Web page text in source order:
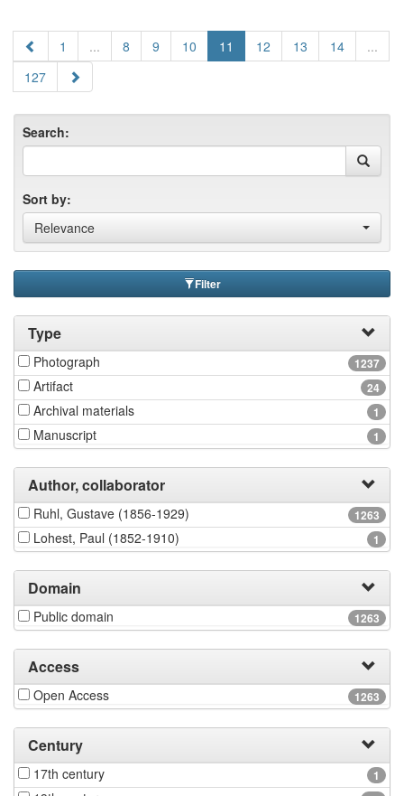
1 ... 8 9 10 11 12 13 14
...
127
Search:
Sort by:
Relevance
Filter
Type
1237
Photograph
24
Artifact
1
Archival materials
1
Manuscript
Author, collaborator
1263
Ruhl, Gustave (1856-1929)
1
Lohest, Paul (1852-1910)
Domain
1263
Public domain
Access
1263
Open Access
Century
1
17th century